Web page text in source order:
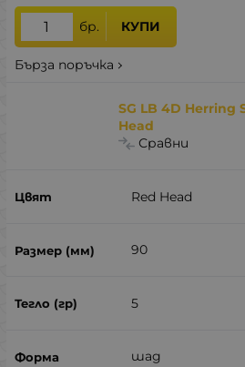
бр. КУПИ
Бърза поръчка
SG LB 4D Herring
Head
Сравни
Red Head
90
5
шад